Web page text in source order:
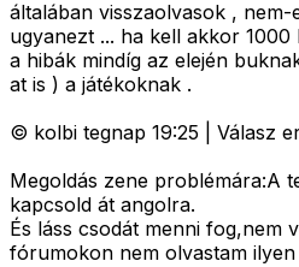
általában visszaolvasok ,
ugyanezt ... ha kell akkor
a hibák mindíg az elején
at is ) a játékoknak .
© kolbi tegnap 19:25 | Válasz
Megoldás zene problémára:A
kapcsold át angolra.
És láss csodát menni fog,nem
fórumokon nem olvastam